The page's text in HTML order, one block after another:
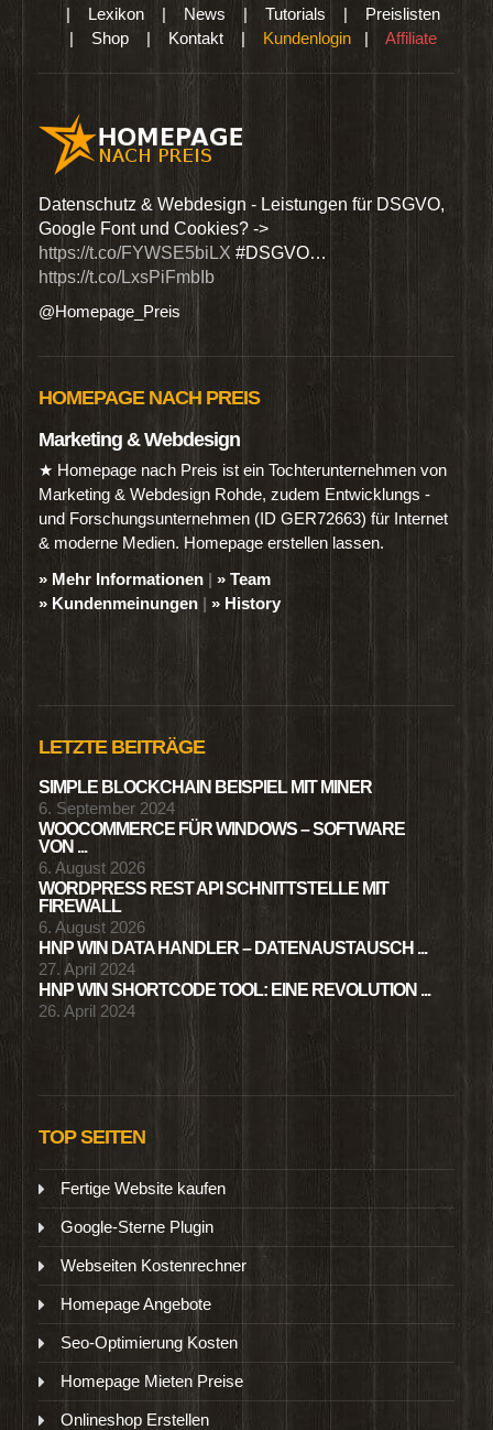
| Lexikon | News | Tutorials | Preislisten
| Shop | Kontakt | Kundenlogin | Affiliate
Datenschutz & Webdesign - Leistungen für DSGVO,
Google Font und Cookies? ->
https://t.co/FYWSE5biLX #DSGVO…
https://t.co/LxsPiFmbIb
@Homepage_Preis
HOMEPAGE NACH PREIS
Marketing & Webdesign
★ Homepage nach Preis ist ein Tochterunternehmen von
Marketing & Webdesign Rohde, zudem Entwicklungs -
und Forschungsunternehmen (ID GER72663) für Internet
& moderne Medien. Homepage erstellen lassen.
» Mehr Informationen | » Team
» Kundenmeinungen | » History
LETZTE BEITRÄGE
SIMPLE BLOCKCHAIN BEISPIEL MIT MINER
6. September 2024
WOOCOMMERCE FÜR WINDOWS – SOFTWARE
VON ...
6. August 2026
WORDPRESS REST API SCHNITTSTELLE MIT
FIREWALL
6. August 2026
HNP WIN DATA HANDLER – DATENAUSTAUSCH ...
27. April 2024
HNP WIN SHORTCODE TOOL: EINE REVOLUTION ...
26. April 2024
TOP SEITEN
Fertige Website kaufen
Google-Sterne Plugin
Webseiten Kostenrechner
Homepage Angebote
Seo-Optimierung Kosten
Homepage Mieten Preise
Onlineshop Erstellen